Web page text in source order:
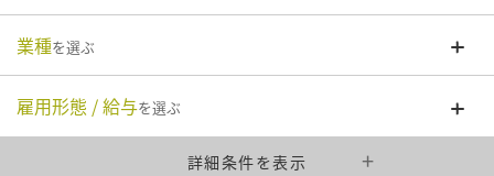
業種を選ぶ
雇用形態 / 給与を選ぶ
詳細条件を表示